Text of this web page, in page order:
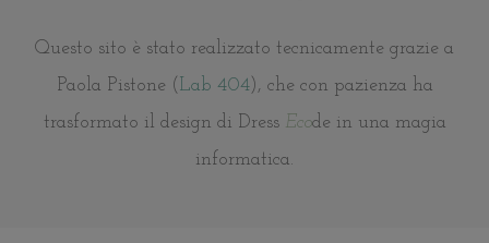
Questo sito è stato realizzato tecnicamente grazie a
Paola Pistone ( Lab 404), che con pazienza ha
trasformato il design di Dress Ecode in una magia
informatica.